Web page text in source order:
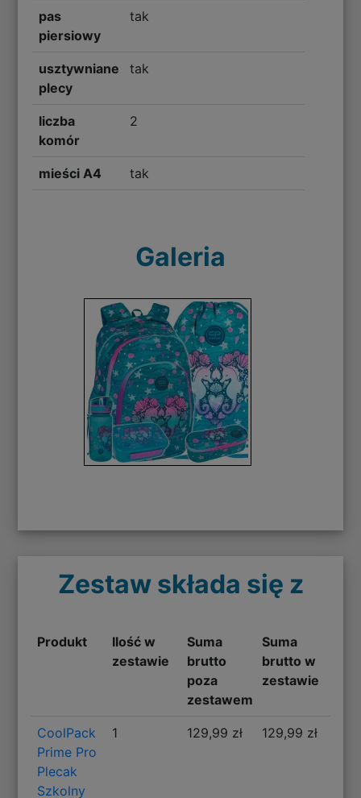
pas
piersiowy
tak
usztywniane
plecy
tak
liczba
komór
2
mieści A4 tak
Galeria
Zestaw składa się z
Produkt
Ilość w
zestawie
Suma
brutto
poza
zestawem
Suma
brutto w
zestawie
CoolPack
Prime Pro
Plecak
Szkolny
1 129,99 zł 129,99 zł